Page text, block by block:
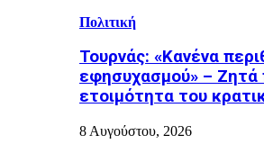
Πολιτική
Τουρνάς: «Κανένα
εφησυχασμού» – Ζητά
ετοιμότητα του
8 Αυγούστου, 2026